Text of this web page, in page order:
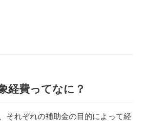
経費ってなに？
それぞれの補助金の目的によって経